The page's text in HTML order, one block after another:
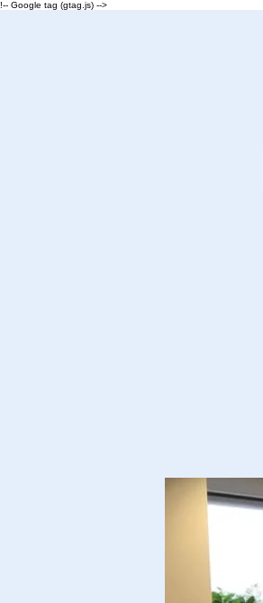
!-- Google tag (gtag.js) -->